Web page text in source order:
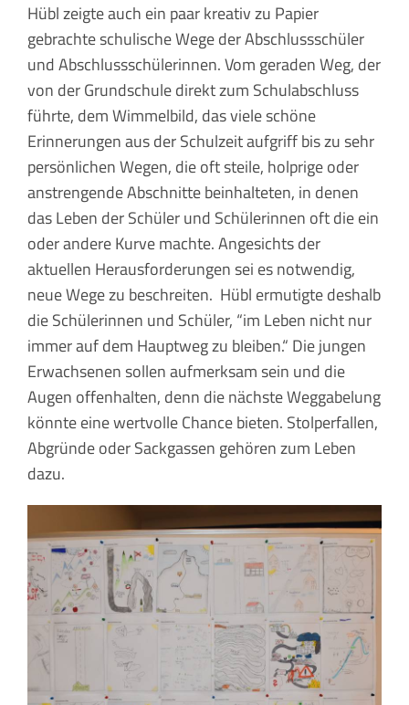
Hübl zeigte auch ein paar kreativ zu Papier
gebrachte schulische Wege der Abschlussschüler
und Abschlussschülerinnen. Vom geraden Weg, der
von der Grundschule direkt zum Schulabschluss
führte, dem Wimmelbild, das viele schöne
Erinnerungen aus der Schulzeit aufgriff bis zu sehr
persönlichen Wegen, die oft steile, holprige oder
anstrengende Abschnitte beinhalteten, in denen
das Leben der Schüler und Schülerinnen oft die ein
oder andere Kurve machte. Angesichts der
aktuellen Herausforderungen sei es notwendig,
neue Wege zu beschreiten. Hübl ermutigte deshalb
die Schülerinnen und Schüler, “im Leben nicht nur
immer auf dem Hauptweg zu bleiben.“ Die jungen
Erwachsenen sollen aufmerksam sein und die
Augen offenhalten, denn die nächste Weggabelung
könnte eine wertvolle Chance bieten. Stolperfallen,
Abgründe oder Sackgassen gehören zum Leben
dazu.